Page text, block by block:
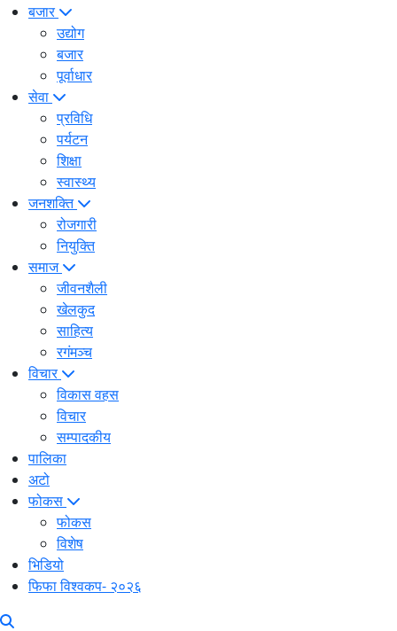
बजार
उद्योग
बजार
पूर्वाधार
सेवा
प्रविधि
पर्यटन
शिक्षा
स्वास्थ्य
जनशक्ति
रोजगारी
नियुक्ति
समाज
जीवनशैली
खेलकुद
साहित्य
रगंमञ्च
विचार
विकास वहस
विचार
सम्पादकीय
पालिका
अटो
फोकस
फोकस
विशेष
भिडियो
फिफा विश्वकप- २०२६